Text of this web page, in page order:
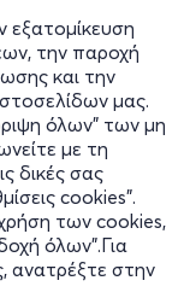
την παροχή
και την
μας.
όλων" των μη
με τη
δικές σας
cookies".
των cookies,
όλων".Για
ανατρέξτε στην